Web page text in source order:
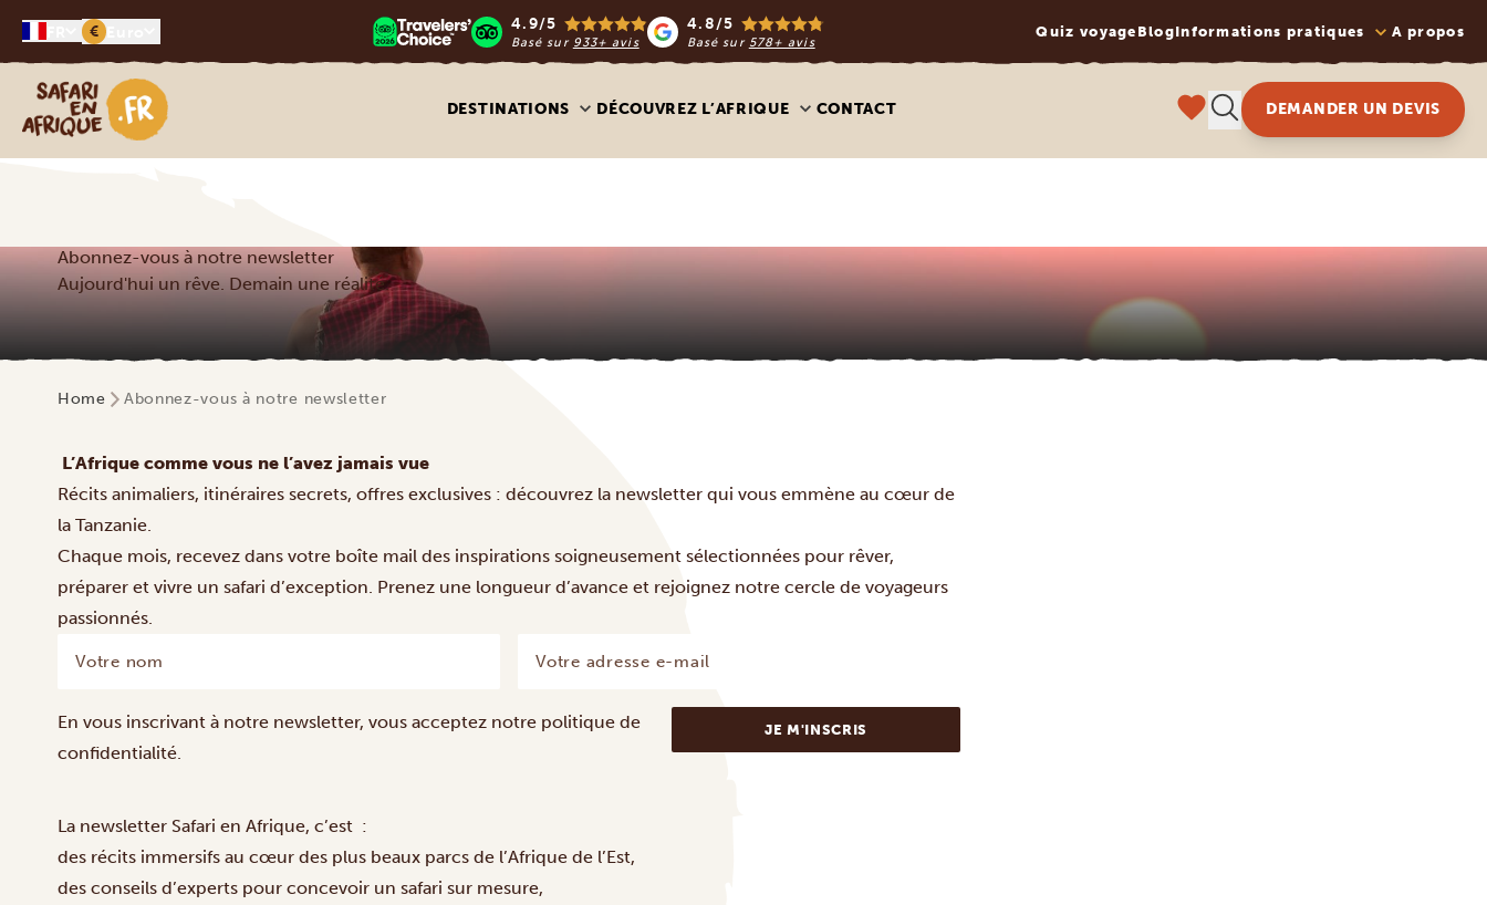
€ 4.9/5
Basé sur 933+ avis
4.8/5
Basé sur 578+ avis
Quiz voyage BlogInformations pratiques A propos
Safari en Afrique
DESTINATIONS DÉCOUVREZ L’AFRIQUE CONTACT DEMANDER UN DEVIS
Abonnez-vous à notre newsletter
Aujourd'hui un rêve. Demain une réalité.
Home Abonnez-vous à notre newsletter
L’Afrique comme vous ne l’avez jamais vue
Récits animaliers, itinéraires secrets, offres exclusives : découvrez la newsletter qui vous emmène au cœur de
la Tanzanie.
Chaque mois, recevez dans votre boîte mail des inspirations soigneusement sélectionnées pour rêver,
préparer et vivre un safari d’exception. Prenez une longueur d’avance et rejoignez notre cercle de voyageurs
passionnés.
nom
adresse
(Nécessaire)
En vous inscrivant à notre newsletter, vous acceptez notre politique de
confidentialité.
La newsletter Safari en Afrique, c’est :
des récits immersifs au cœur des plus beaux parcs de l’Afrique de l’Est,
des conseils d’experts pour concevoir un safari sur mesure,